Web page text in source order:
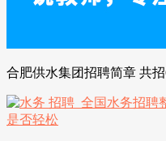
合肥供水集团招聘简章 共